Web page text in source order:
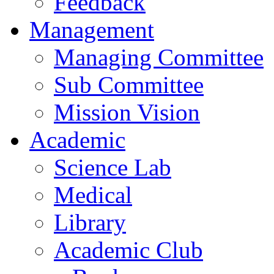
Management
Managing Committee
Sub Committee
Mission Vision
Academic
Science Lab
Medical
Library
Academic Club